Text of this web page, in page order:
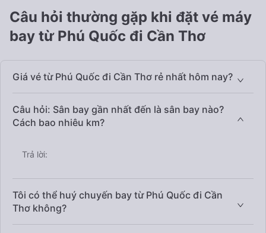
Câu hỏi thường gặp khi đặt vé máy
bay từ Phú Quốc đi Cần Thơ
Giá vé từ Phú Quốc đi Cần Thơ rẻ nhất hôm nay?
Câu hỏi: Sân bay gần nhất đến là sân bay nào?
Cách bao nhiêu km?
Trả lời:
Tôi có thể huý chuyến bay từ Phú Quốc đi Cần
Thơ không?